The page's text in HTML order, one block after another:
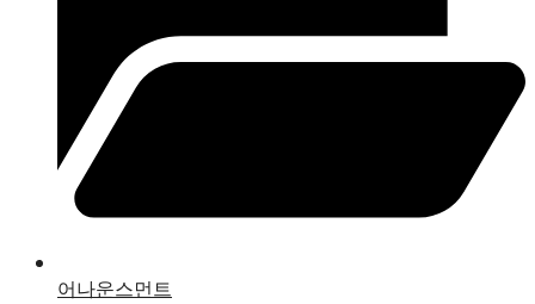
어나운스먼트